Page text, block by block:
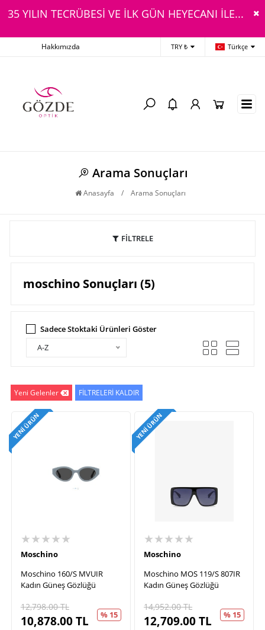
35 YILIN TECRÜBESİ VE İLK GÜN HEYECANI İLE...
Hakkımızda TRY ₺ Türkçe
Arama Sonuçları
Anasayfa / Arama Sonuçları
FİLTRELE
moschino Sonuçları (5)
Sadece Stoktaki Ürünleri Göster
A-Z
Yeni Gelenler FİLTRELERİ KALDIR
YENI ÜRÜN
★★★★★
Moschino
Moschino 160/S MVUIR
Kadın Güneş Gözlüğü
12,798.00TL
10,878.00TL % 15
YENI ÜRÜN
★★★★★
Moschino
Moschino MOS 119/S 807IR
Kadın Güneş Gözlüğü
14,952.00TL
12,709.00TL % 15